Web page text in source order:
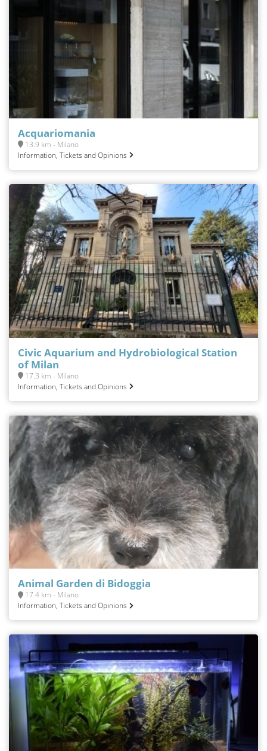
Acquariomania
13.9 km - Milano
Information, Tickets and Opinions
Civic Aquarium and Hydrobiological Station
of Milan
17.3 km - Milano
Information, Tickets and Opinions
Animal Garden di Bidoggia
17.4 km - Milano
Information, Tickets and Opinions